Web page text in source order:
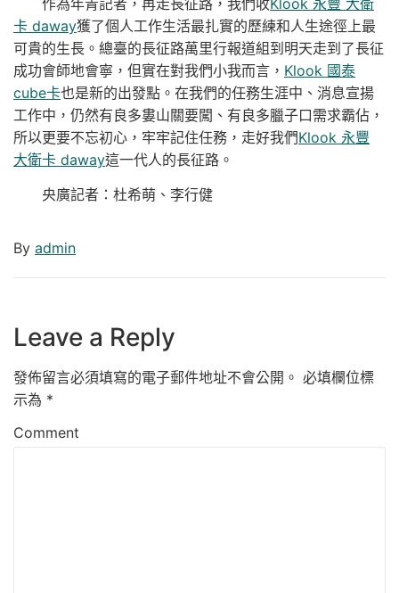
卡 daway獲了個人工作生活最扎實的歷練和人生途徑上最
可貴的生長。總臺的長征路萬里行報道組到明天走到了長征
成功會師地會寧，但實在對我們小我而言， Klook 國泰
cube卡也是新的出發點。在我們的任務生涯中、消息宣揚
工作中，仍然有良多婁山關要闖、有良多臘子口需求霸佔，
所以更要不忘初心，牢牢記住任務，走好我們Klook 永豐
大衛卡 daway這一代人的長征路。
央廣記者：杜希萌、李行健
By admin
Leave a Reply
發佈留言必須填寫的電子郵件地址不會公開。 必填欄位標
示為 *
Comment